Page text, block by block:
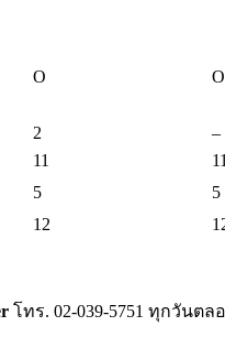
O O
2
–
11
11
5
5
12
โทร. 02-039-5751 ทุกวันต